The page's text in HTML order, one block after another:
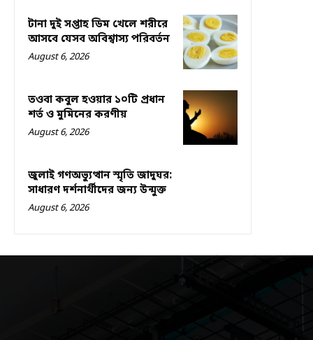
টানা দুই সপ্তাহ ডিম খেলে শরীরে
আসবে যেসব অবিশ্বাস্য পরিবর্তন
August 6, 2026
তওবা কবুল হওয়ার ১০টি প্রধান
শর্ত ও মুমিনের করণীয়
August 6, 2026
জুলাই গণঅভ্যুত্থান স্মৃতি জাদুঘর:
সাধারণ দর্শনার্থীদের জন্য উন্মুক্ত
August 6, 2026